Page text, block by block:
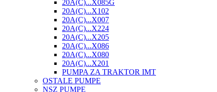
20A(C)...X085G
20A(C)...X102
20A(C)...X007
20A(C)...X224
20A(C)...X205
20A(C)...X086
20A(C)...X080
20A(C)...X201
PUMPA ZA TRAKTOR IMT
OSTALE PUMPE
NSZ PUMPE